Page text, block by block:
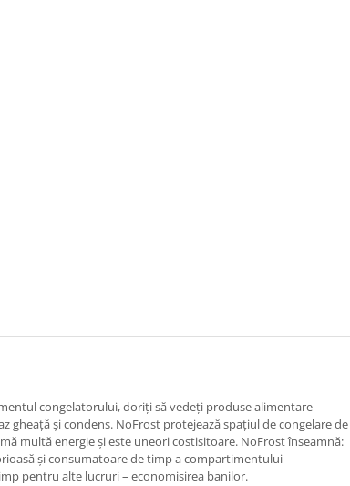
congelatorului, doriţi să vedeţi produse alimentare
gheaţă şi condens. NoFrost protejează spaţiul de congelare de
multă energie şi este uneori costisitoare. NoFrost înseamnă:
şi consumatoare de timp a compartimentului
pentru alte lucruri – economisirea banilor.